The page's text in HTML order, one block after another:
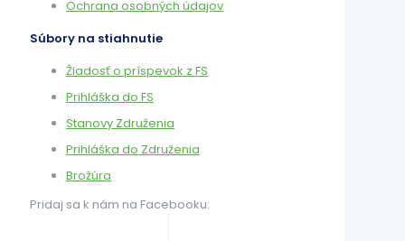
Ochrana osobných údajov
Súbory na stiahnutie
Žiadosť o príspevok z FS
Prihláška do FS
Stanovy Združenia
Prihláška do Združenia
Brožúra
Pridaj sa k nám na Facebooku: